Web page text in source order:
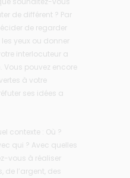
de différent ? Par
de regarder
yeux ou donner
interlocuteur a
Vous pouvez encore
à votre
ses idées a
contexte : Où ?
qui ? Avec quelles
vous à réaliser
de l’argent, des